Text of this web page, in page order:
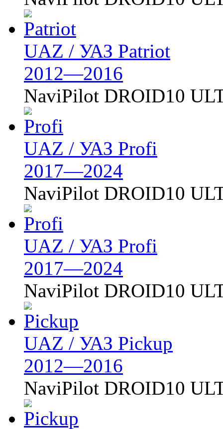
UAZ / УАЗ Patriot
2012—2016
NaviPilot DROID10
UAZ / УАЗ Profi
2017—2024
NaviPilot DROID10
UAZ / УАЗ Profi
2017—2024
NaviPilot DROID10
UAZ / УАЗ Pickup
2012—2016
NaviPilot DROID10